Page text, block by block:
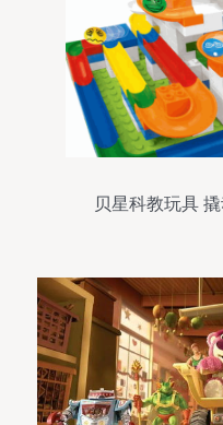
贝星科教玩具